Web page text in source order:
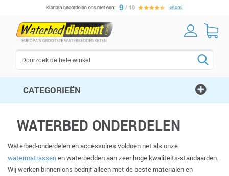
CATEGORIEËN
WATERBED ONDERDELEN
Waterbed-onderdelen en accessoires voldoen net als onze
watermatrassenen waterbedden aan zeer hoge kwaliteits-standaarden.
Wij werken binnen ons bedrijf alleen met de beste materialen en